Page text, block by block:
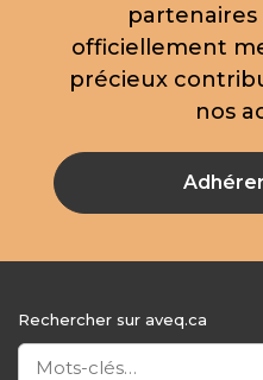
officiellement
précieux
nos
Rechercher sur aveq.ca